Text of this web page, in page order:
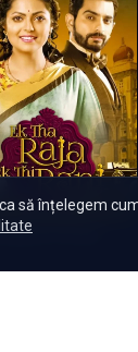
să înțelegem
Ek Thi Rani